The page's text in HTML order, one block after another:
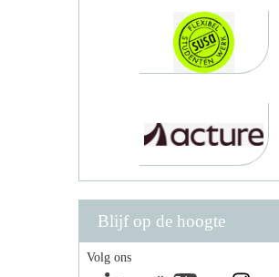
Blijf op de hoogte
Volg ons